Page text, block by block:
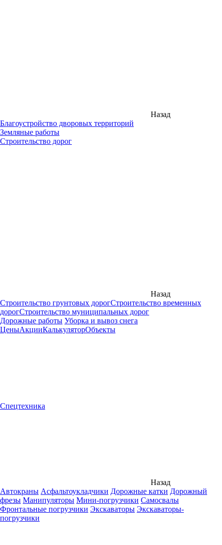
Назад
Благоустройство дворовых территорий
Земляные работы
Строительство дорог
Назад
Строительство грунтовых дорогСтроительство временных
дорогСтроительство муниципальных дорог
Дорожные работы Уборка и вывоз снега
ЦеныАкцииКалькуляторОбъекты
Спецтехника
Назад
Автокраны Асфальтоукладчики Дорожные катки Дорожный
фрезы Манипуляторы Мини-погрузчики Самосвалы
Фронтальные погрузчики Экскаваторы Экскаваторы-
погрузчики